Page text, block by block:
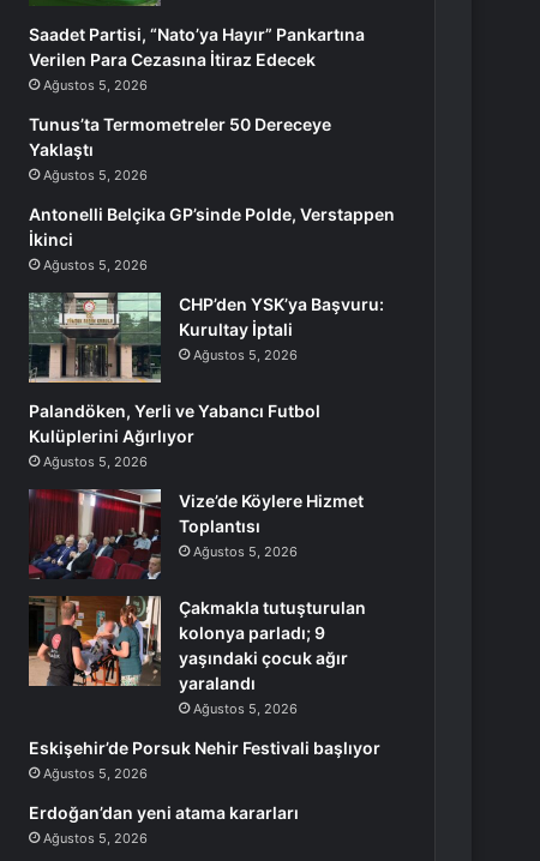
Saadet Partisi, “Nato’ya Hayır” Pankartına
Verilen Para Cezasına İtiraz Edecek
Ağustos 5, 2026
Tunus’ta Termometreler 50 Dereceye
Yaklaştı
Ağustos 5, 2026
Antonelli Belçika GP’sinde Polde, Verstappen
İkinci
Ağustos 5, 2026
CHP’den YSK’ya Başvuru:
Kurultay İptali
Ağustos 5, 2026
Palandöken, Yerli ve Yabancı Futbol
Kulüplerini Ağırlıyor
Ağustos 5, 2026
Vize’de Köylere Hizmet
Toplantısı
Ağustos 5, 2026
Çakmakla tutuşturulan
kolonya parladı; 9
yaşındaki çocuk ağır
yaralandı
Ağustos 5, 2026
Eskişehir’de Porsuk Nehir Festivali başlıyor
Ağustos 5, 2026
Erdoğan’dan yeni atama kararları
Ağustos 5, 2026